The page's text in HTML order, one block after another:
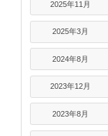
2025年11月
2025年3月
2024年8月
2023年12月
2023年8月